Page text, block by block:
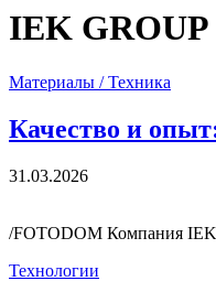
IEK GROUP
Материалы / Техника
Качество и
31.03.2026
/FOTODOM Компания
Технологии